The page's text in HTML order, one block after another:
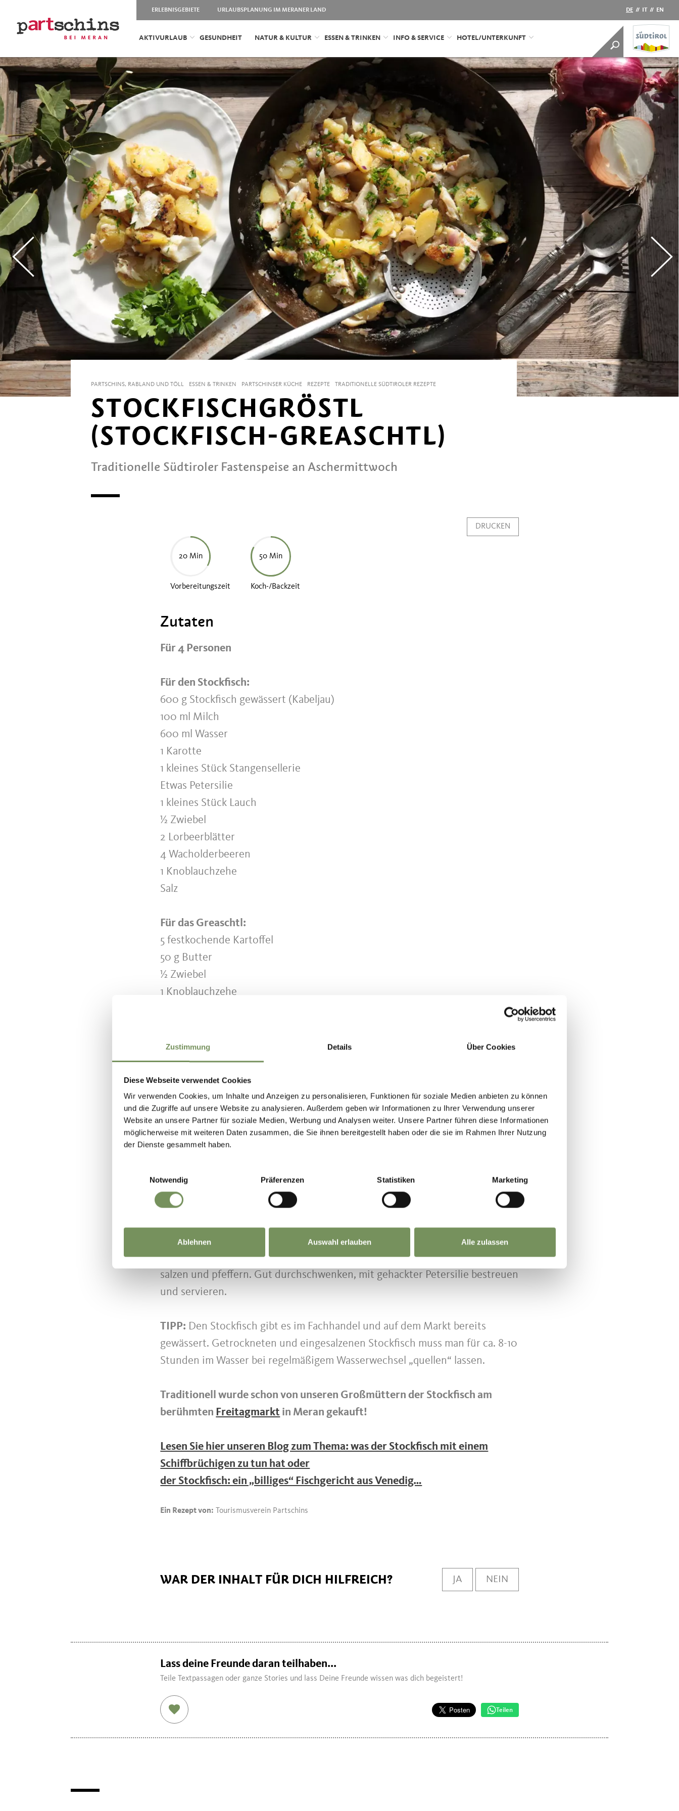
Zustimmung Details Über Cookies
Diese Webseite verwendet Cookies
Wir verwenden Cookies, um Inhalte und Anzeigen zu personalisieren, Funktionen für soziale Medien anbieten zu können
und die Zugriffe auf unsere Website zu analysieren. Außerdem geben wir Informationen zu Ihrer Verwendung unserer
Website an unsere Partner für soziale Medien, Werbung und Analysen weiter. Unsere Partner führen diese Informationen
möglicherweise mit weiteren Daten zusammen, die Sie ihnen bereitgestellt haben oder die sie im Rahmen Ihrer Nutzung
der Dienste gesammelt haben.
Notwendig
Präferenzen Statistiken Marketing
Ablehnen Auswahl erlauben Alle zulassen
ERLEBNISGEBIETE URLAUBSPLANUNG IM MERANER LAND DE // IT // EN
AKTIVURLAUB GESUNDHEIT NATUR & KULTUR ESSEN & TRINKEN INFO & SERVICE HOTEL/UNTERKUNFT
PARTSCHINS, RABLAND UND TÖLL ESSEN & TRINKEN PARTSCHINSER KÜCHE REZEPTE TRADITIONELLE SÜDTIROLER REZEPTE
STOCKFISCHGRÖSTL
(STOCKFISCH-GREASCHTL)
Traditionelle Südtiroler Fastenspeise an Aschermittwoch
DRUCKEN
20 Min
Vorbereitungszeit
50 Min
Koch-/Backzeit
Zutaten
Für 4 Personen
Für den Stockfisch:
600 g Stockfisch gewässert (Kabeljau)
100 ml Milch
600 ml Wasser
1 Karotte
1 kleines Stück Stangensellerie
Etwas Petersilie
1 kleines Stück Lauch
½ Zwiebel
2 Lorbeerblätter
4 Wacholderbeeren
1 Knoblauchzehe
Salz
Für das Greaschtl:
5 festkochende Kartoffel
50 g Butter
½ Zwiebel
1 Knoblauchzehe
Zubereitung
Die Kartoffeln mit der Schale dämpfen oder im Wasser weichkochen und
auskühlen lassen (evtl. bereits am Vortag).
Die Milch, das Wasser, das Gemüse und die Gewürze zum Kochen bringen.
Die Kartoffel schälen und in Scheiben schneiden. In der Pfanne mit wenig
Butter goldgelb braten, die gehackten Zwiebel und die kleingeschnittene
Stockfisch aus dem Sud herausnehmen, dann von Haut und Gräten befreien
und zerkleinern (geht gut von Hand). Zu den gerösteten Kartoffeln zugeben,
salzen und pfeffern. Gut durchschwenken, mit gehackter Petersilie bestreuen
und servieren.
TIPP: Den Stockfisch gibt es im Fachhandel und auf dem Markt bereits
gewässert. Getrockneten und eingesalzenen Stockfisch muss man für ca. 8-10
Stunden im Wasser bei regelmäßigem Wasserwechsel „quellen“ lassen.
Traditionell wurde schon von unseren Großmüttern der Stockfisch am
berühmten Freitagmarkt in Meran gekauft!
Lesen Sie hier unseren Blog zum Thema: was der Stockfisch mit einem
Schiffbrüchigen zu tun hat oder
der Stockfisch: ein „billiges“ Fischgericht aus Venedig…
Ein Rezept von: Tourismusverein Partschins
WAR DER INHALT FÜR DICH HILFREICH? JA NEIN
Lass deine Freunde daran teilhaben...
Teile Textpassagen oder ganze Stories und lass Deine Freunde wissen was dich begeistert!
Teilen